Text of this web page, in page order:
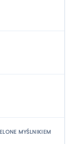
MYŚLNIKIEM